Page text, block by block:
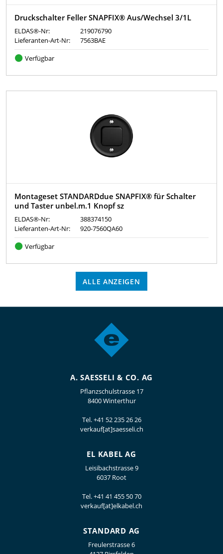
Druckschalter Feller SNAPFIX® Aus/Wechsel 3/1L
ELDAS®-Nr:
219076790
Lieferanten-Art-Nr:
7563BAE
Verfügbar
Montageset STANDARDdue SNAPFIX® für Schalter
und Taster unbel.m.1 Knopf sz
ELDAS®-Nr:
388374150
Lieferanten-Art-Nr:
920-7560QA60
Verfügbar
ALLE ANZEIGEN
A. SAESSELI & CO. AG
Pflanzschulstrasse 17
8400 Winterthur
Tel.+41 52 235 26 26
verkauf[at]saesseli.ch
EL KABEL AG
Leisibachstrasse 9
6037 Root
Tel.+41 41 455 50 70
verkauf[at]elkabel.ch
STANDARD AG
Freulerstrasse 6